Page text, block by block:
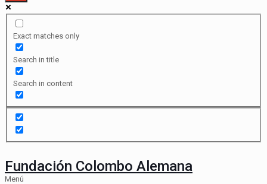
Exact matches only
Search in title
Search in content
Fundación Colombo Alemana
Menú